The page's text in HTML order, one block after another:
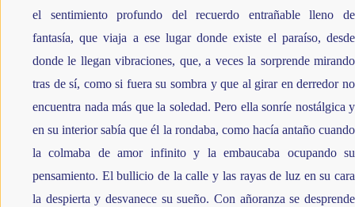
el sentimiento profundo del recuerdo entrañable lleno de
fantasía, que viaja a ese lugar donde existe el paraíso, desde
donde le llegan vibraciones, que, a veces la sorprende mirando
tras de sí, como si fuera su sombra y que al girar en derredor no
encuentra nada más que la soledad. Pero ella sonríe nostálgica y
en su interior sabía que él la rondaba, como hacía antaño cuando
la colmaba de amor infinito y la embaucaba ocupando su
pensamiento. El bullicio de la calle y las rayas de luz en su cara
la despierta y desvanece su sueño. Con añoranza se desprende